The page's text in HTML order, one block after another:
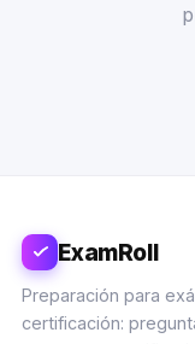
ExamRoll
Preparación para
certificación: